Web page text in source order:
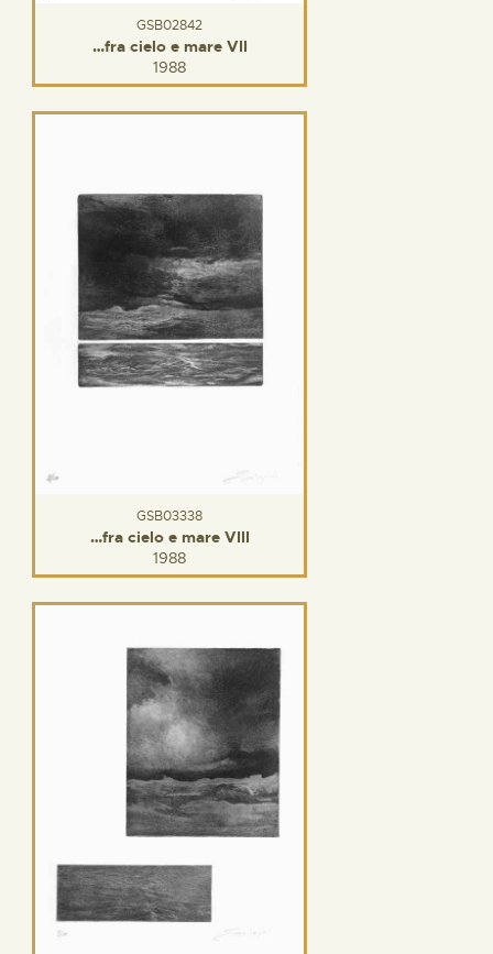
GSB02842
…fra cielo e mare VII
1988
GSB03338
…fra cielo e mare VIII
1988